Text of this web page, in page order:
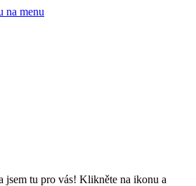
na menu
jsem tu pro vás! Klikněte na ikonu a